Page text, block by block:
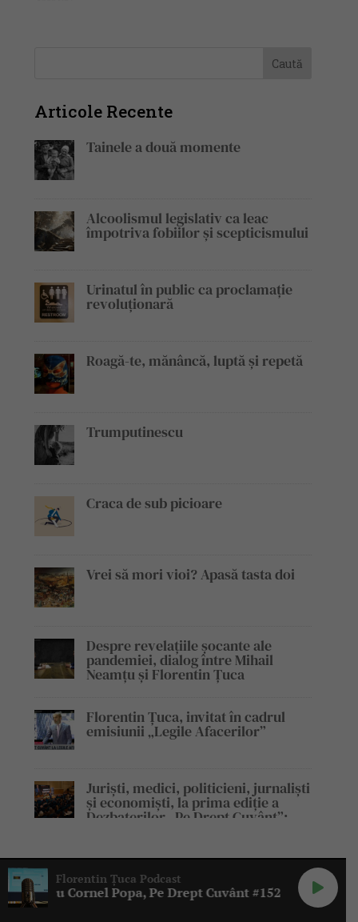
Articole Recente
Tainele a două momente
Alcoolismul legislativ ca leac
împotriva fobiilor și scepticismului
Urinatul în public ca proclamație
revoluționară
Roagă-te, mănâncă, luptă și repetă
Trumputinescu
Craca de sub picioare
Vrei să mori vioi? Apasă tasta doi
Despre revelațiile șocante ale
pandemiei, dialog între Mihail
Neamțu și Florentin Țuca
Florentin Țuca, invitat în cadrul
emisiunii „Legile Afacerilor”
Juriști, medici, politicieni, jurnaliști
și economiști, la prima ediție a
Dezbaterilor „Pe Drept Cuvânt”:
societatea românească
Bolnav de PISD
Florentin Țuca Podcast
Pe Drept Cuvânt #152 